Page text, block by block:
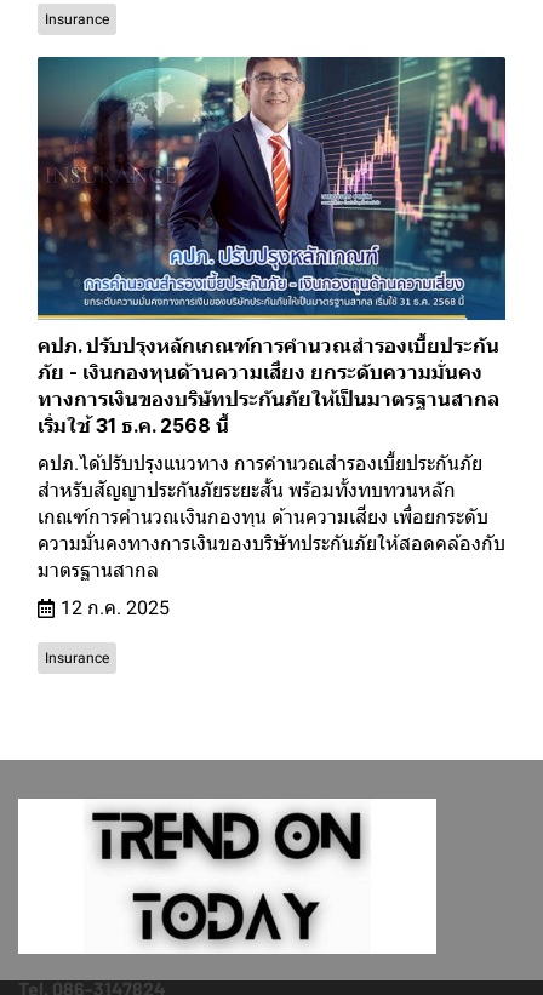
Insurance
คปภ. ปรับปรุงหลักเกณฑ์การคำนวณสำรองเบี้ยประกัน
ภัย - เงินกองทุนด้านความเสี่ยง ยกระดับความมั่นคง
ทางการเงินของบริษัทประกันภัยให้เป็นมาตรฐานสากล
เริ่มใช้ 31 ธ.ค. 2568 นี้
คปภ.ได้ปรับปรุงแนวทาง การคำนวณสำรองเบี้ยประกันภัย
สำหรับสัญญาประกันภัยระยะสั้น พร้อมทั้งทบทวนหลัก
เกณฑ์การคำนวณเงินกองทุน ด้านความเสี่ยง เพื่อยกระดับ
ความมั่นคงทางการเงินของบริษัทประกันภัยให้สอดคล้องกับ
มาตรฐานสากล
12 ก.ค. 2025
Insurance
Tel. 086-3147824